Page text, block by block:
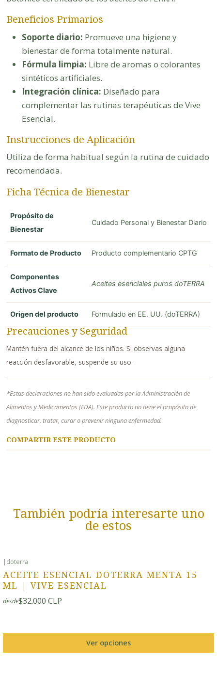
Beneficios Primarios
Soporte diario: Promueve una higiene y
bienestar de forma totalmente natural.
Fórmula limpia: Libre de aromas o colorantes
sintéticos artificiales.
Integración clínica: Diseñado para
complementar las rutinas terapéuticas de Vive
Esencial.
Instrucciones de Aplicación
Utiliza de forma habitual según la rutina de cuidado
recomendada.
Ficha Técnica de Bienestar
Propósito de
Bienestar
Cuidado Personal y Bienestar Diario
Formato de Producto Producto complementario CPTG
Componentes
Activos Clave
Aceites esenciales puros doTERRA
Origen del producto Formulado en EE. UU. (doTERRA)
Precauciones y Seguridad
Mantén fuera del alcance de los niños. Si observas alguna
reacción desfavorable, suspende su uso.
*Estas declaraciones no han sido evaluadas por la Administración de
Alimentos y Medicamentos (FDA). Este producto no tiene el propósito de
diagnosticar, tratar, curar o prevenir ninguna enfermedad.
COMPARTIR ESTE PRODUCTO
También podría interesarte uno
de estos
| doterra
ACEITE ESENCIAL DOTERRA MENTA 15
ML | VIVE ESENCIAL
desde$32.000 CLP
Ver opciones